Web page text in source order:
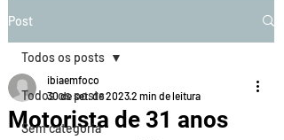
Post
Todos os posts
Sem categoria
Todos os posts
Motorista de 31 anos
ibiaemfoco
30 de set. de 20232 min de leitura